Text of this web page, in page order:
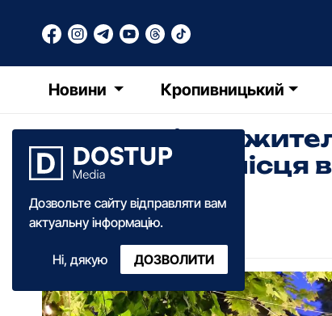
Новини Кропивницький
Дозвольте сайту відправляти вам
актуальну інформацію.
Ні, дякую ДОЗВОЛИТИ
До дня міста:
за улюблені місця
Ольга Зима
16 вересня·2023